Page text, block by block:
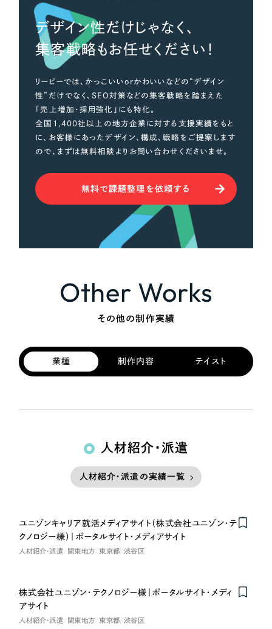
デザイン性だけじゃなく、
集客戦略もお任せください！
リーピーでは、かっこいいorかわいいなどの“デザイン
性”だけでなく、SEO対策などの集客戦略を踏まえた
「売上増加・採用強化」にも特化。
全国1,400社以上の地方企業に対する支援実績をもと
に、お客様にあったデザイン、構成、戦略をご提案します
ので、まずは無料相談よりお問い合わせくださいませ。
無料で課題整理を依頼する
Other Works
その他の制作実績
業種 制作内容 テイスト
人材紹介・派遣
人材紹介・派遣の実績一覧
ユニゾンキャリア就活メディアサイト（株式会社ユニゾン・テ
クノロジー様）｜ポータルサイト・メディアサイト
人材紹介・派遣 関東地方 東京都 渋谷区
株式会社ユニゾン・テクノロジー様｜ポータルサイト・メディ
アサイト
人材紹介・派遣 関東地方 東京都 渋谷区